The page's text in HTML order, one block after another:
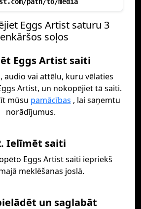
Eggs Artist saturu 3
soļos
Eggs Artist saiti
audio vai attēlu, kuru vēlaties
Artist, un nokopējiet tā saiti.
mūsu pamācības , lai saņemtu
norādījumus.
Ielīmēt saiti
Eggs Artist saiti iepriekš
meklēšanas joslā.
un saglabāt